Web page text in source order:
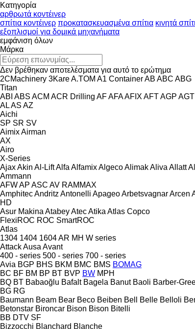
Κατηγορία
αρθρωτά κοντέινερ
σπίτια κοντέινερ προκατασκευασμένα σπίτια κινητά
εξοπλισμοί για δομικά μηχανήματα
εμφάνιση όλων
Μάρκα
Δεν βρέθηκαν αποτελέσματα για αυτό το ερώτημα
2CMachinery 3KareA.TOM A1 ContainerAB ABC ABG
Titan
ABI ABS ACM ACR Drilling AFAFAAFIX AFTAGP AGT
ALAS AZ
Aichi
SP SR SV
AimixAirman
AX
Airo
X-Series
AjaxAkin Al-LiftAlfa AlfamixAlgecoAlimakAliva Allatt
Ammann
AFWAP ASC AV RAMMAX
AmphitecAndritz Antonelli ApageoArbetsvagnarArcen
HD
Asur Makina AtabeyAtecAtika Atlas Copco
FlexiROC ROC SmartROC
Atlas
1304 1404 1604AR MH W series
AttackAusa Avant
400 - series 500 - series 700 - series
Avia BGP BHS BKM BMC BMS BOMAG
BC BF BM BP BT BVP BW MPH
BQ BT Babaoğlu Bafalt Bagela Banut Baoli Barber-
BG RG
Baumann Beam Bear Beco Beiben Bell Belle Belloli
Betonstar Bironcar Bison Bison Bitelli
BB DTV SF
Bizzocchi Blanchard Blanche